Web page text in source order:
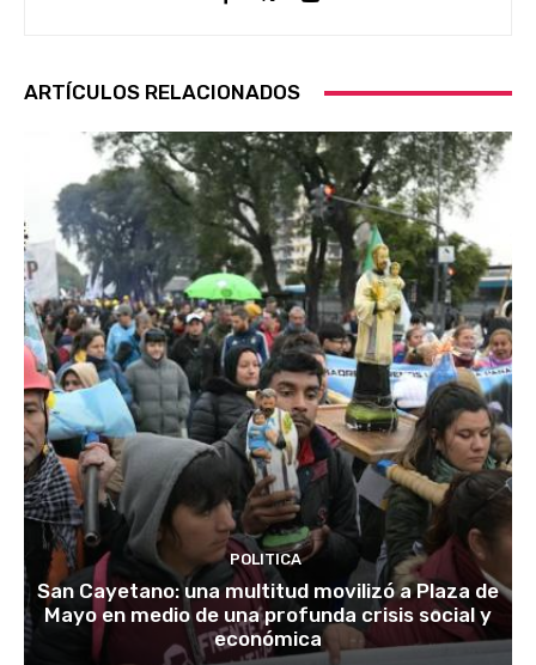
ARTÍCULOS RELACIONADOS
POLITICA
San Cayetano: una multitud movilizó a Plaza de
Mayo en medio de una profunda crisis social y
económica